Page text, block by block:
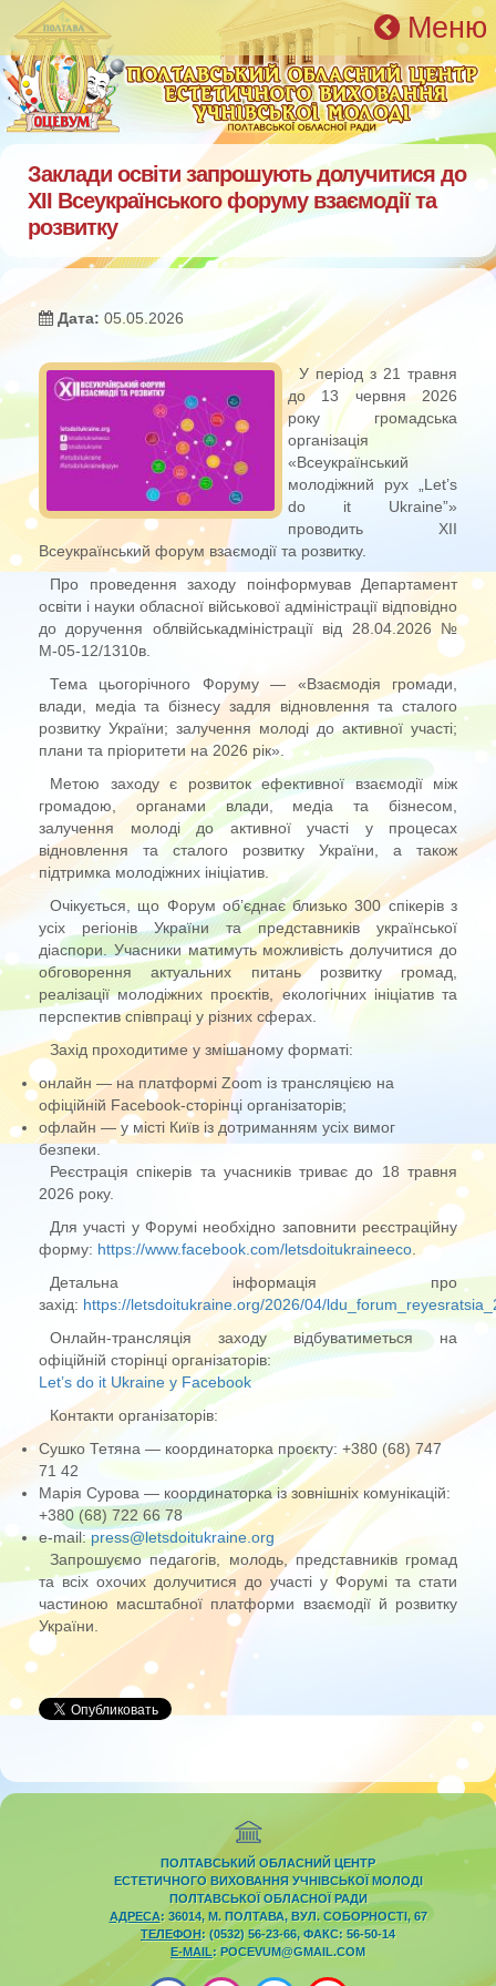
Перейти к основному содержанию Меню
Заклади освіти запрошують долучитися до
ХІІ Всеукраїнського форуму взаємодії та
розвитку
Дата: 05.05.2026
У період з 21 травня
до 13 червня 2026
року громадська
організація
«Всеукраїнський
молодіжний рух „Let’s
do it Ukraine”»
проводить ХІІ
Всеукраїнський форум взаємодії та розвитку.
Про проведення заходу поінформував Департамент
освіти і науки обласної військової адміністрації відповідно
до доручення облвійськадміністрації від 28.04.2026 №
М-05-12/1310в.
Тема цьогорічного Форуму — «Взаємодія громади,
влади, медіа та бізнесу задля відновлення та сталого
розвитку України; залучення молоді до активної участі;
плани та пріоритети на 2026 рік».
Метою заходу є розвиток ефективної взаємодії між
громадою, органами влади, медіа та бізнесом,
залучення молоді до активної участі у процесах
відновлення та сталого розвитку України, а також
підтримка молодіжних ініціатив.
Очікується, що Форум об’єднає близько 300 спікерів з
усіх регіонів України та представників української
діаспори. Учасники матимуть можливість долучитися до
обговорення актуальних питань розвитку громад,
реалізації молодіжних проєктів, екологічних ініціатив та
перспектив співпраці у різних сферах.
Захід проходитиме у змішаному форматі:
онлайн — на платформі Zoom із трансляцією на
офіційній Facebook-сторінці організаторів;
офлайн — у місті Київ із дотриманням усіх вимог
безпеки.
Реєстрація спікерів та учасників триває до 18 травня
2026 року.
Для участі у Форумі необхідно заповнити реєстраційну
форму: https://www.facebook.com/letsdoitukraineeco
Детальна інформація про
захід: https://letsdoitukraine.org/2026/04/
Онлайн-трансляція заходу відбуватиметься на
офіційній сторінці організаторів:
Let’s do it Ukraine у Facebook
Контакти організаторів:
Сушко Тетяна — координаторка проєкту: +380 (68) 747
71 42
Марія Сурова — координаторка із зовнішніх комунікацій:
+380 (68) 722 66 78
e-mail:press@letsdoitukraine.org
Запрошуємо педагогів, молодь, представників громад
та всіх охочих долучитися до участі у Форумі та стати
частиною масштабної платформи взаємодії й розвитку
України.
ПОЛТАВСЬКИЙ ОБЛАСНИЙ ЦЕНТР
ЕСТЕТИЧНОГО ВИХОВАННЯ УЧНІВСЬКОЇ МОЛОДІ
ПОЛТАВСЬКОЇ ОБЛАСНОЇ РАДИ
АДРЕСА: 36014, М. ПОЛТАВА, ВУЛ. СОБОРНОСТІ, 67
ТЕЛЕФОН: (0532) 56-23-66, ФАКС: 56-50-14
E-MAIL: POCEVUM@GMAIL.COM